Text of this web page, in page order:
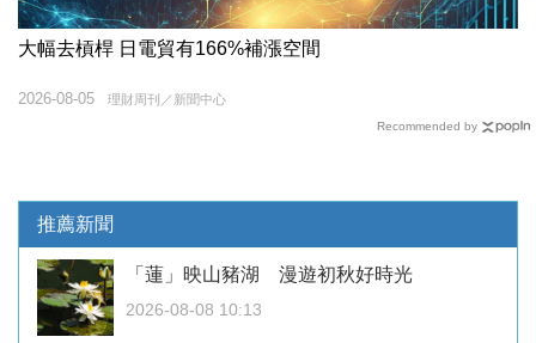
大幅去槓桿 日電貿有166%補漲空間
理財周刊／新聞中心
2026-08-05
Recommended by
推薦新聞
「蓮」映山豬湖 漫遊初秋好時光
2026-08-08 10:13